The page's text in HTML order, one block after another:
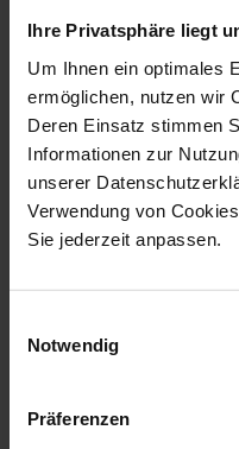
Ihre Privatsphäre liegt
Um Ihnen ein optimales
ermöglichen, nutzen wir
Deren Einsatz stimmen
Informationen zur
unserer
Verwendung von
Sie jederzeit anpassen.
Notwendig
Präferenzen
more
the
0,25 L